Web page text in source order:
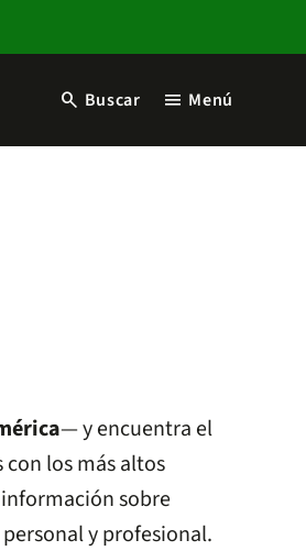
search Buscar menu Menú
— y encuentra el
con los más altos
sobre
y profesional.